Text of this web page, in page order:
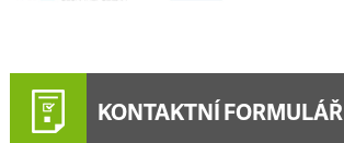
KONTAKTNÍ FORMULÁŘ